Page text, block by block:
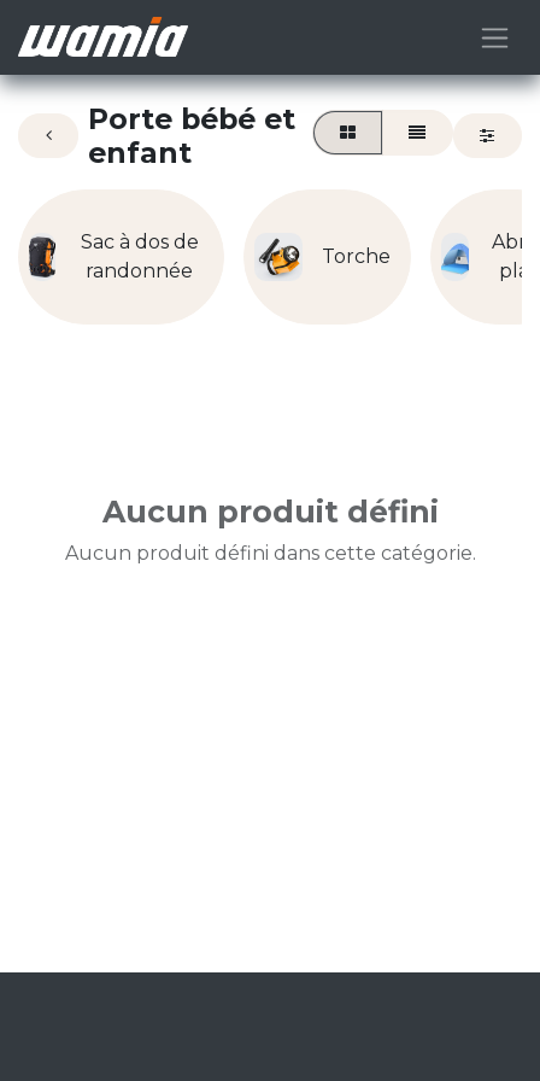
Porte bébé et
enfant
Sac à dos de
randonnée
Torche
Abri
Aucun produit défini
Aucun produit défini dans cette catégorie.